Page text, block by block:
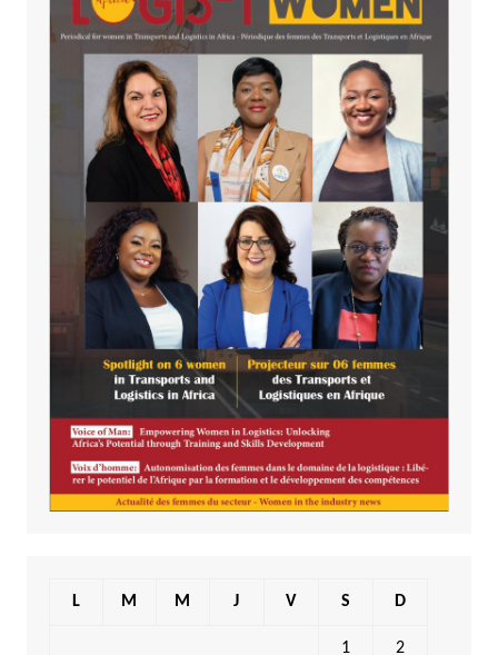
L M M J V S D
1 2